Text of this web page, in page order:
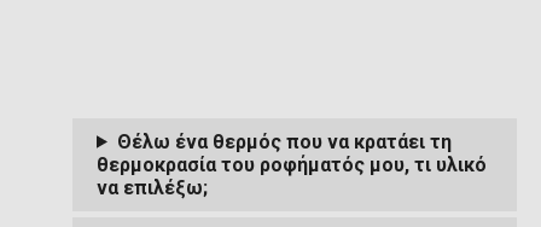
Θέλω ένα θερμός που να κρατάει τη
θερμοκρασία του ροφήματός μου, τι υλικό
να επιλέξω;